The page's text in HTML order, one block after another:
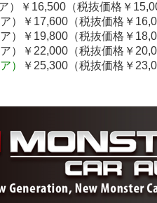
）￥16,500（税抜価格￥
￥17,600（税抜価格￥
￥19,800（税抜価格￥
￥22,000（税抜価格￥
） ￥25,300（税抜価格￥